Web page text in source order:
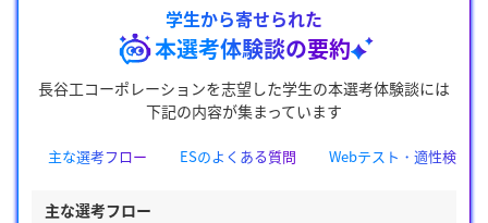
学生から寄せられた
本選考体験談の要約
長谷工コーポレーションを志望した学生の本選考体験談には
下記の内容が集まっています
主な選考フロー ESのよくある質問 Webテスト・適性検査
主な選考フロー